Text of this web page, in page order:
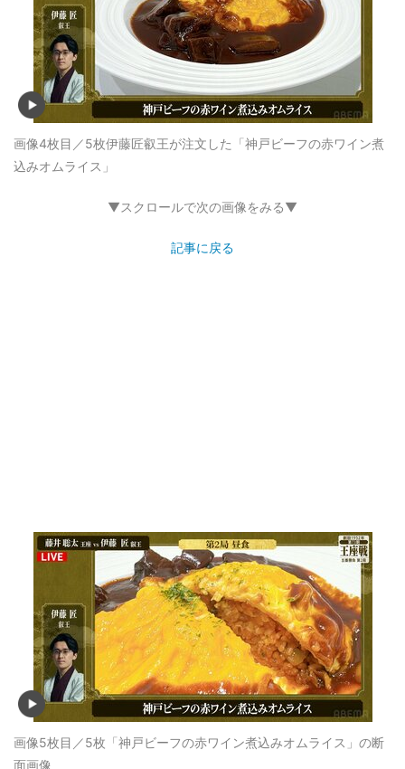
画像4枚目／5枚伊藤匠叡王が注文した「神戸ビーフの赤ワイン煮
込みオムライス」
▼スクロールで次の画像をみる▼
記事に戻る
画像5枚目／5枚 「神戸ビーフの赤ワイン煮込みオムライス」の断
面画像